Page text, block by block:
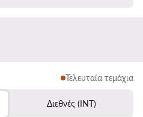
Τελευταία τεμάχια
Διεθνές (INT)